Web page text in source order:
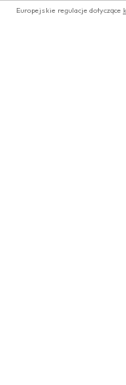
Europejskie regulacje dotyczące